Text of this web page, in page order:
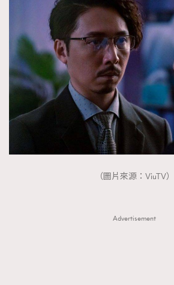
（圖片來源：ViuTV）
Advertisement